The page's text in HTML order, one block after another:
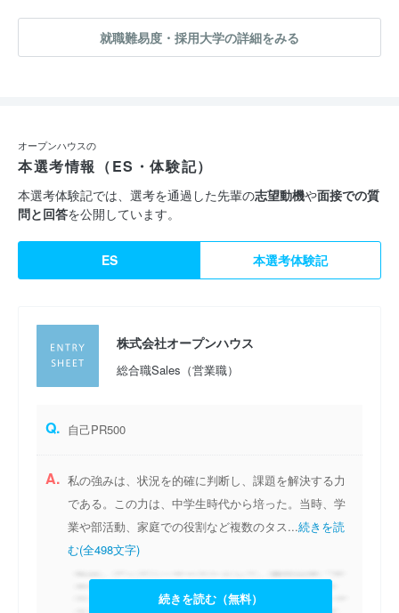
就職難易度・採用大学の詳細をみる
オープンハウスの
本選考情報（ES・体験記）
本選考体験記では、選考を通過した先輩の志望動機や面接での質
問と回答を公開しています。
ES 本選考体験記
株式会社オープンハウス
総合職Sales（営業職）
Q. 自己PR500
A. 私の強みは、状況を的確に判断し、課題を解決する力
である。この力は、中学生時代から培った。当時、学
業や部活動、家庭での役割など複数のタス...続きを読
む(全498文字)
続きを読む（無料）